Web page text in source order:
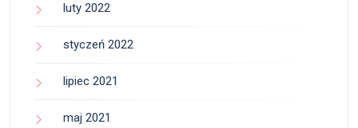
luty 2022
styczeń 2022
lipiec 2021
maj 2021